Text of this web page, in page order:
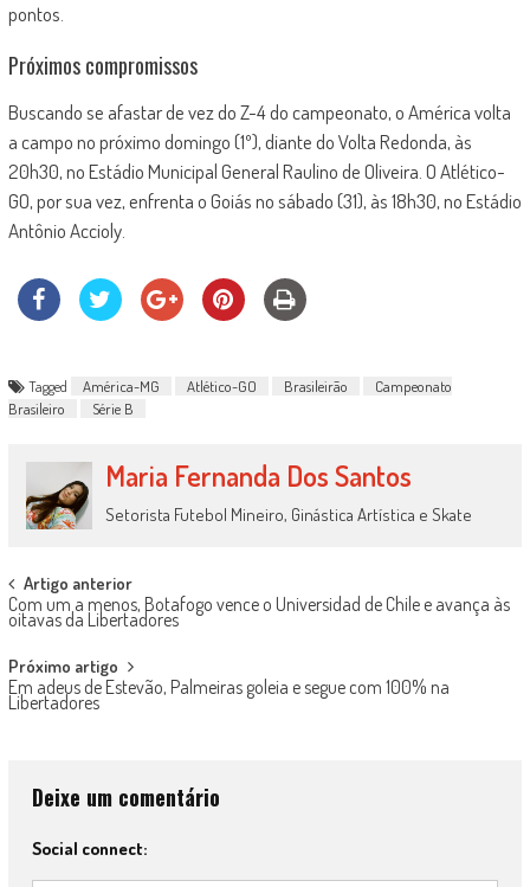
pontos.
Próximos compromissos
Buscando se afastar de vez do Z-4 do campeonato, o América volta
a campo no próximo domingo (1º), diante do Volta Redonda, às
20h30, no Estádio Municipal General Raulino de Oliveira. O Atlético-
GO, por sua vez, enfrenta o Goiás no sábado (31), às 18h30, no Estádio
Antônio Accioly.
Tagged América-MG Atlético-GO Brasileirão
Campeonato
Brasileiro
Série B
Maria Fernanda Dos Santos
Setorista Futebol Mineiro, Ginástica Artística e Skate
Post
navigation
Artigo anterior
Com um a menos, Botafogo vence o Universidad de Chile e avança às
oitavas da Libertadores
Próximo artigo
Em adeus de Estevão, Palmeiras goleia e segue com 100% na
Libertadores
Deixe um comentário
Social connect: